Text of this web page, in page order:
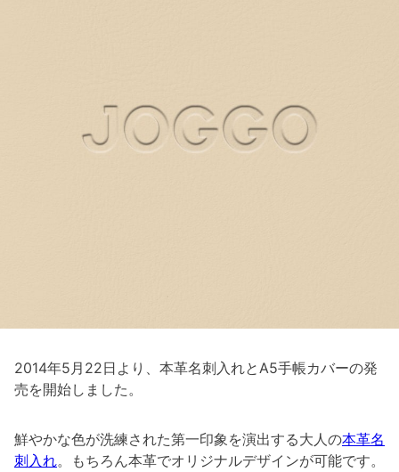
2014年5月22日より、本革名刺入れとA5手帳カバーの発
売を開始しました。
鮮やかな色が洗練された第一印象を演出する大人の本革名
刺入れ。もちろん本革でオリジナルデザインが可能です。